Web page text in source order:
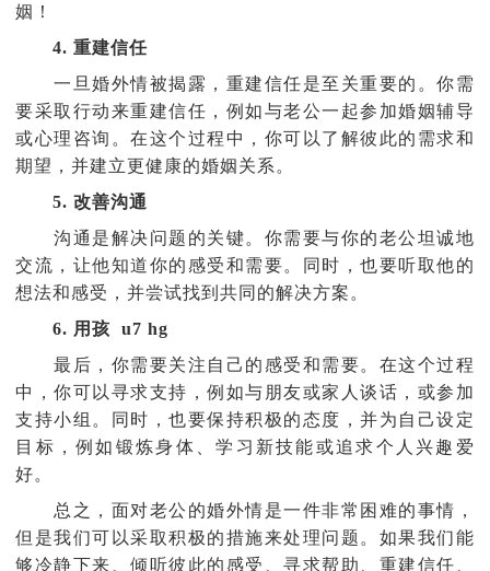
姻！
4. 重建信任
一旦婚外情被揭露，重建信任是至关重要的。你需
要采取行动来重建信任，例如与老公一起参加婚姻辅导
或心理咨询。在这个过程中，你可以了解彼此的需求和
期望，并建立更健康的婚姻关系。
5. 改善沟通
沟通是解决问题的关键。你需要与你的老公坦诚地
交流，让他知道你的感受和需要。同时，也要听取他的
想法和感受，并尝试找到共同的解决方案。
6. 用孩 u7 hg
最后，你需要关注自己的感受和需要。在这个过程
中，你可以寻求支持，例如与朋友或家人谈话，或参加
支持小组。同时，也要保持积极的态度，并为自己设定
目标，例如锻炼身体、学习新技能或追求个人兴趣爱
好。
总之，面对老公的婚外情是一件非常困难的事情，
但是我们可以采取积极的措施来处理问题。如果我们能
够冷静下来、倾听彼此的感受、寻求帮助、重建信任、